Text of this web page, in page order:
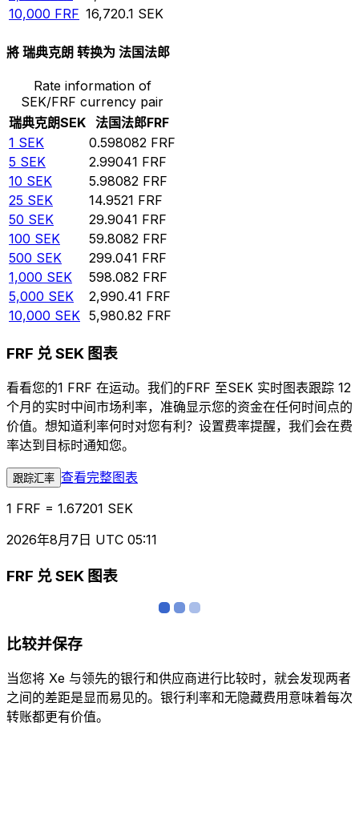
10,000 FRF 16,720.1 SEK
將 瑞典克朗 转换为 法国法郎
Rate information of
SEK/FRF currency pair
瑞典克朗SEK 法国法郎FRF
1 SEK 0.598082 FRF
5 SEK 2.99041 FRF
10 SEK 5.98082 FRF
25 SEK 14.9521 FRF
50 SEK 29.9041 FRF
100 SEK 59.8082 FRF
500 SEK 299.041 FRF
1,000 SEK 598.082 FRF
5,000 SEK 2,990.41 FRF
10,000 SEK 5,980.82 FRF
FRF 兑 SEK 图表
看看您的1 FRF 在运动。我们的FRF 至SEK 实时图表跟踪 12
个月的实时中间市场利率，准确显示您的资金在任何时间点的
价值。想知道利率何时对您有利？设置费率提醒，我们会在费
率达到目标时通知您。
跟踪汇率 查看完整图表
1 FRF = 1.67201 SEK
2026年8月7日 UTC 05:11
FRF 兑 SEK 图表
比较并保存
当您将 Xe 与领先的银行和供应商进行比较时，就会发现两者
之间的差距是显而易见的。银行利率和无隐藏费用意味着每次
转账都更有价值。